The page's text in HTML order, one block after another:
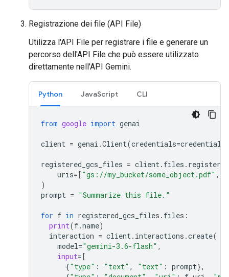
Registrazione dei file (API File)
Utilizza l'API File per registrare i file e generare un
percorso dell'API File che può essere utilizzato
direttamente nell'API Gemini.
Python JavaScript CLI
from google import genai
client = genai .Client(credentials=credentials
registered_gcs_files = client. files .
uris=[ "gs://my_bucket/some_object.pdf" ,
)
prompt = "Summarize this file."
for f in registered_gcs_files . files :
print(f.name)
interaction = client. interactions .create(
model="gemini-3.6-flash" ,
input=[
{"type" : "text" , "text" : prompt},